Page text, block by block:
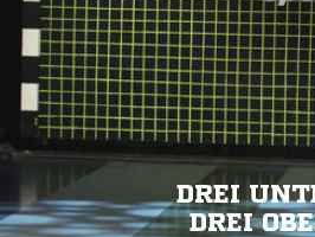
DREI
DREI